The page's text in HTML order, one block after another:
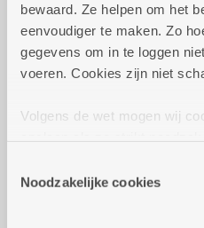
bewaard. Ze helpen om het
eenvoudiger te maken. Zo
gegevens om in te loggen
voeren. Cookies zijn niet
Volgens de wet mogen wij
cookies hebben we jouw
cookies worden geplaatst
Noodzakelijke cookies
dinsdag 4 augustus
Gratis
Geestenspoor 73
2180 Ekeren